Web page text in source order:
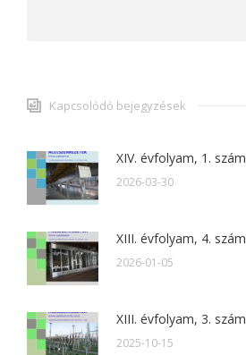
Kapcsolódó bejegyzések
XIV. évfolyam, 1. szám
2026-03-30
XIII. évfolyam, 4. szám
2026-01-05
XIII. évfolyam, 3. szám
2025-10-15